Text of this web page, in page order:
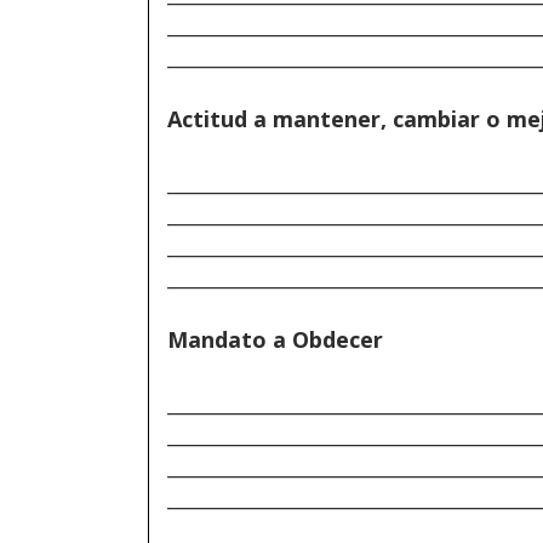
Actitud a mantener, cambiar o
Mandato a Obdecer